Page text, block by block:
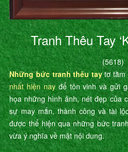
Tranh Thêu Tay
(5618)
Những bức tranh thêu taytơ tằm
nhất hiện nay để tôn vinh và gửi
họa những hình ảnh, nét đẹp của
sự may mắn, thành công và tài
được thể hiện qua những bức
vừa ý nghĩa về mặt nội dung.